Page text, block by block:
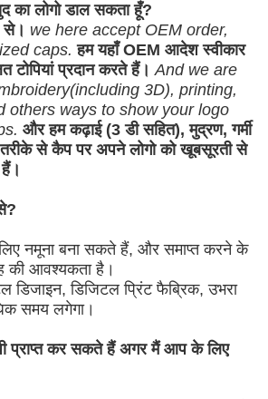
का लोगो डाल सकता हूँ?
से। we here accept OEM order,
caps. हम यहाँ OEM आदेश स्वीकार
प्रदान करते हैं। And we are
3D), printing,
others ways to show your logo
और हम कढ़ाई (3 डी सहित), मुद्रण, गर्मी
से कैप पर अपने लोगो को खूबसूरती से
नमूना बना सकते हैं, और समाप्त करने के
की आवश्यकता है।
डिजाइन, डिजिटल प्रिंट फैब्रिक, उभरा
समय लगेगा।
प्राप्त कर सकते हैं अगर मैं आप के लिए